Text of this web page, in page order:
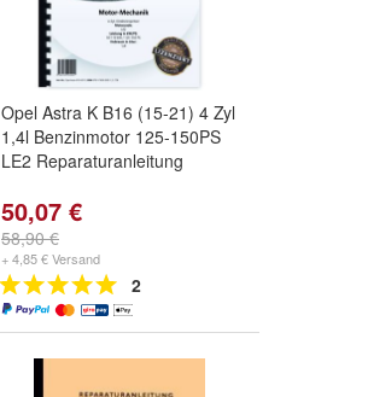
Opel Astra K B16 (15-21) 4 Zyl
1,4l Benzinmotor 125-150PS
LE2 Reparaturanleitung
50,07 €
58,90 €
+ 4,85 € Versand
2